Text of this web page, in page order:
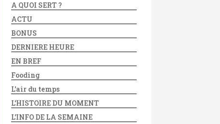
A QUOI SERT ?
ACTU
BONUS
DERNIERE HEURE
EN BREF
Fooding
L'air du temps
L'HISTOIRE DU MOMENT
L'INFO DE LA SEMAINE